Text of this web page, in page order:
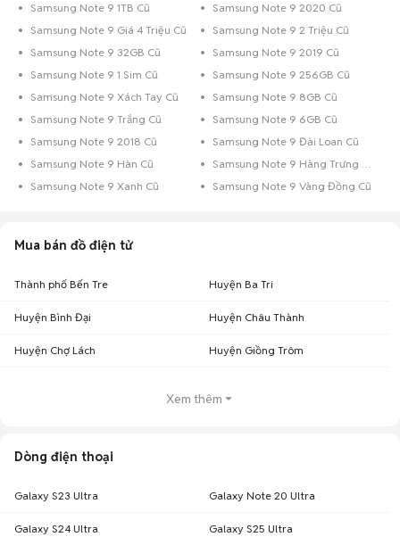
Samsung Note 9 1TB Cũ
Samsung Note 9 2020 Cũ
Samsung Note 9 Giá 4 Triệu Cũ
Samsung Note 9 2 Triệu Cũ
Samsung Note 9 32GB Cũ
Samsung Note 9 2019 Cũ
Samsung Note 9 1 Sim Cũ
Samsung Note 9 256GB Cũ
Samsung Note 9 Xách Tay Cũ
Samsung Note 9 8GB Cũ
Samsung Note 9 Trắng Cũ
Samsung Note 9 6GB Cũ
Samsung Note 9 2018 Cũ
Samsung Note 9 Đài Loan Cũ
Samsung Note 9 Hàn Cũ
Samsung Note 9 Hàng Trưng Bày Cũ
Samsung Note 9 Xanh Cũ
Samsung Note 9 Vàng Đồng Cũ
Mua bán đồ điện tử
Thành phố Bến Tre Huyện Ba Tri
Huyện Bình Đại Huyện Châu Thành
Huyện Chợ Lách Huyện Giồng Trôm
Xem thêm
Dòng điện thoại
Galaxy S23 Ultra Galaxy Note 20 Ultra
Galaxy S24 Ultra Galaxy S25 Ultra